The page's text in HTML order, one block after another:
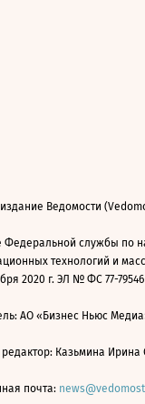
Ведомости
Федеральной службы по
технологий и
2020 г. ЭЛ № ФС 77-79546
АО «Бизнес Ньюс
Казьмина Ирина
почта: